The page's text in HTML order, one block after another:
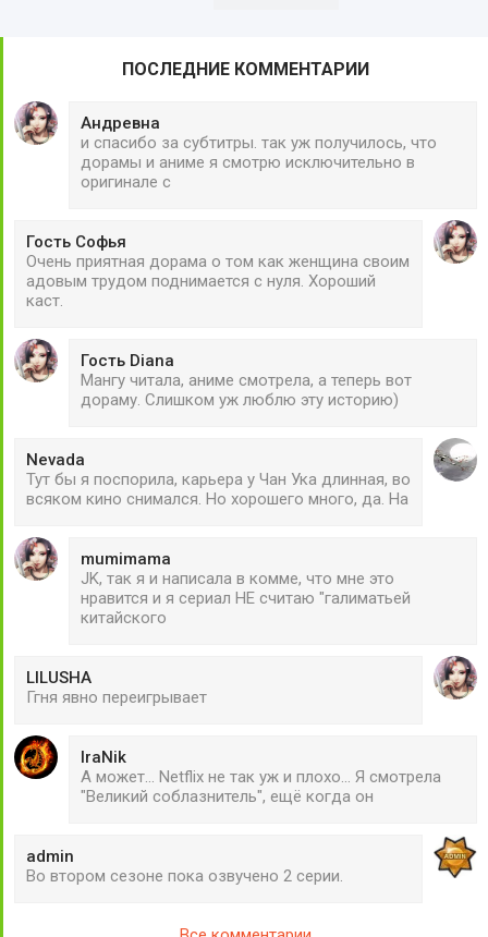
ПОСЛЕДНИЕ КОММЕНТАРИИ
Андревна
и спасибо за субтитры. так уж получилось, что
дорамы и аниме я смотрю исключительно в
оригинале с
Гость Софья
Очень приятная дорама о том как женщина своим
адовым трудом поднимается с нуля. Хороший
каст.
Гость Diana
Мангу читала, аниме смотрела, а теперь вот
дораму. Слишком уж люблю эту историю)
Nevada
Тут бы я поспорила, карьера у Чан Ука длинная, во
всяком кино снимался. Но хорошего много, да. На
mumimama
JK, так я и написала в комме, что мне это
нравится и я сериал НЕ считаю "галиматьей
китайского
LILUSHA
Ггня явно переигрывает
IraNik
А может... Netflix не так уж и плохо... Я смотрела
"Великий соблазнитель", ещё когда он
admin
Во втором сезоне пока озвучено 2 серии.